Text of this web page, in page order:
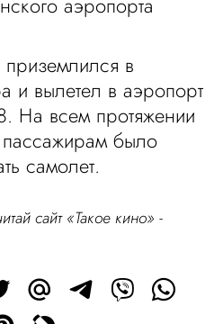
приземлился в
и вылетел в аэропорт
На всем протяжении
пассажирам было
самолет.
сайт «Такое кино» -